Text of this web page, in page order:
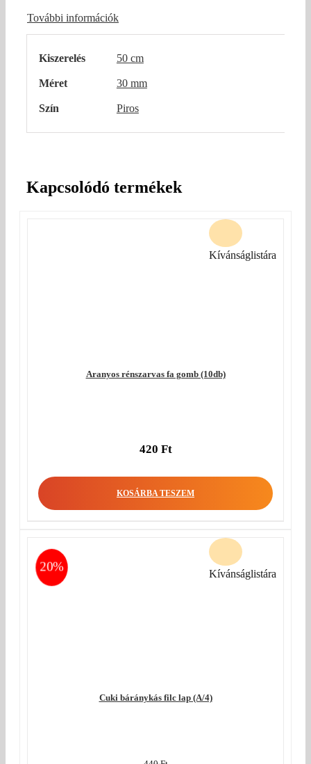
További információk
Kiszerelés 50 cm
Méret 30 mm
Szín Piros
Kapcsolódó termékek
Aranyos rénszarvas fa gomb (10db)
420 Ft
KOSÁRBA TESZEM
Kívánságlistára
20%
Cuki báránykás filc lap (A/4)
Kívánságlistára